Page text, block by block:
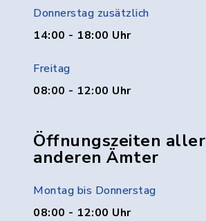
Donnerstag zusätzlich
14:00 - 18:00 Uhr
Freitag
08:00 - 12:00 Uhr
Öffnungszeiten aller
anderen Ämter
Montag bis Donnerstag
08:00 - 12:00 Uhr